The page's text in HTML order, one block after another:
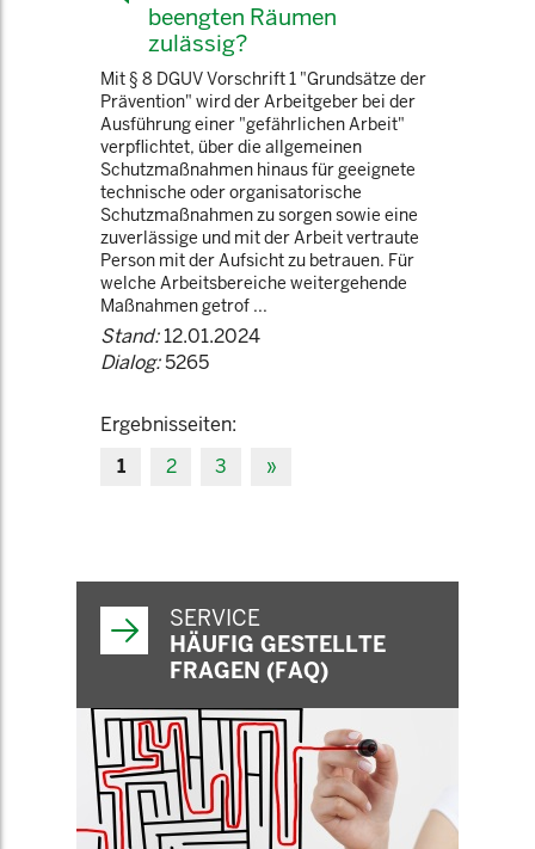
beengten Räumen
zulässig?
Mit § 8 DGUV Vorschrift 1 "Grundsätze der
Prävention" wird der Arbeitgeber bei der
Ausführung einer "gefährlichen Arbeit"
verpflichtet, über die allgemeinen
Schutzmaßnahmen hinaus für geeignete
technische oder organisatorische
Schutzmaßnahmen zu sorgen sowie eine
zuverlässige und mit der Arbeit vertraute
Person mit der Aufsicht zu betrauen. Für
welche Arbeitsbereiche weitergehende
Maßnahmen getrof ...
Stand:12.01.2024
Dialog:5265
Ergebnisseiten:
1
2 3 »
SERVICE
HÄUFIG GESTELLTE
FRAGEN (FAQ)